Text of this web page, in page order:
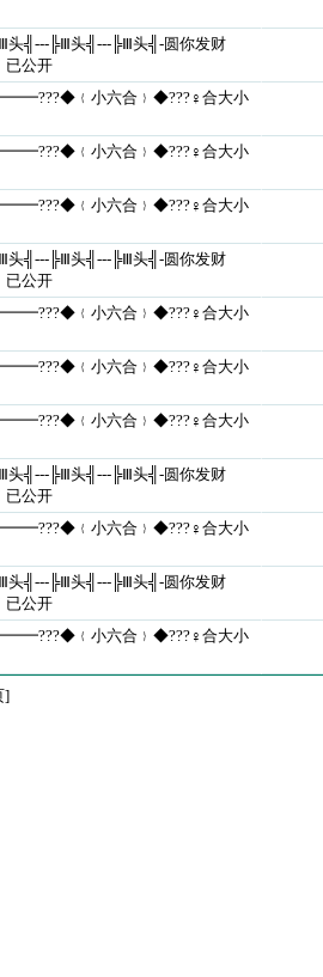
头╣---╠Ⅲ头╣---╠Ⅲ头╣-圆你发财
已公开
小六合﹜◆???♀合大小
小六合﹜◆???♀合大小
小六合﹜◆???♀合大小
头╣---╠Ⅲ头╣---╠Ⅲ头╣-圆你发财
已公开
小六合﹜◆???♀合大小
小六合﹜◆???♀合大小
小六合﹜◆???♀合大小
头╣---╠Ⅲ头╣---╠Ⅲ头╣-圆你发财
已公开
小六合﹜◆???♀合大小
头╣---╠Ⅲ头╣---╠Ⅲ头╣-圆你发财
已公开
小六合﹜◆???♀合大小
]